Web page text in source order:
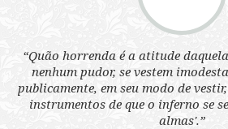
“Quão horrenda é a atitude
nenhum pudor, se vestem
publicamente, em seu modo de
instrumentos de que o inferno se
almas'.”